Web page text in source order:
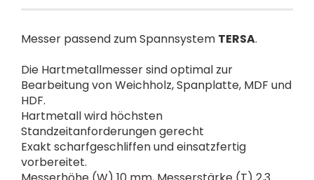
Messer passend zum Spannsystem TERSA.
Die Hartmetallmesser sind optimal zur
Bearbeitung von Weichholz, Spanplatte, MDF und
HDF.
Hartmetall wird höchsten
Standzeitanforderungen gerecht
Exakt scharfgeschliffen und einsatzfertig
vorbereitet.